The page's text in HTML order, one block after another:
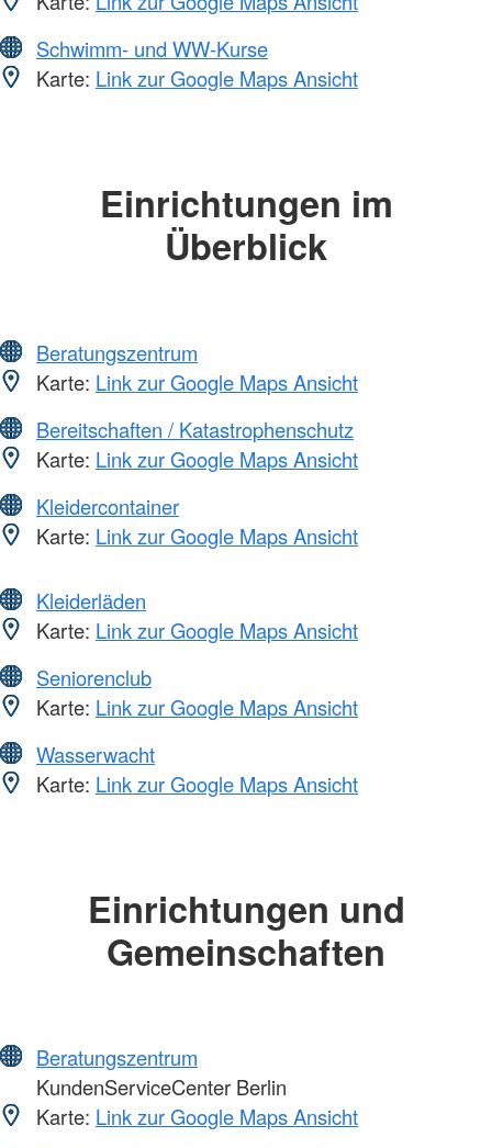
Schwimm- und WW-Kurse
Karte: Link zur Google Maps Ansicht
Einrichtungen im
Überblick
Beratungszentrum
Karte: Link zur Google Maps Ansicht
Bereitschaften / Katastrophenschutz
Karte: Link zur Google Maps Ansicht
Kleidercontainer
Karte: Link zur Google Maps Ansicht
Kleiderläden
Karte: Link zur Google Maps Ansicht
Seniorenclub
Karte: Link zur Google Maps Ansicht
Wasserwacht
Karte: Link zur Google Maps Ansicht
Einrichtungen und
Gemeinschaften
Beratungszentrum
KundenServiceCenter Berlin
Karte: Link zur Google Maps Ansicht